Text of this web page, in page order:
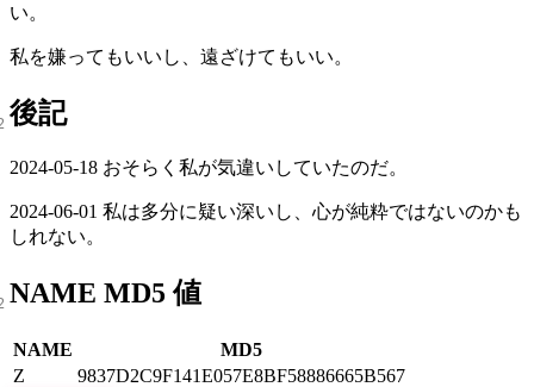
い。
私を嫌ってもいいし、遠ざけてもいい。
後記
2024-05-18 おそらく私が気違いしていたのだ。
2024-06-01 私は多分に疑い深いし、心が純粋ではないのかも
しれない。
NAME MD5 値
NAME
MD5
Z
9837D2C9F141E057E8BF58886665B567